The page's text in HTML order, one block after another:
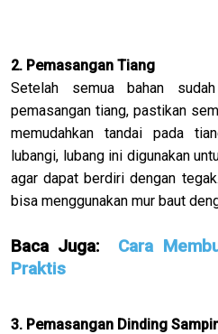
2. Pemasangan Tiang
Setelah semua bahan
pemasangan tiang, pastikan
memudahkan tandai pada
lubangi, lubang ini digunakan
agar dapat berdiri dengan
bisa menggunakan mur baut
Baca Juga: Cara
Praktis
3. Pemasangan Dinding